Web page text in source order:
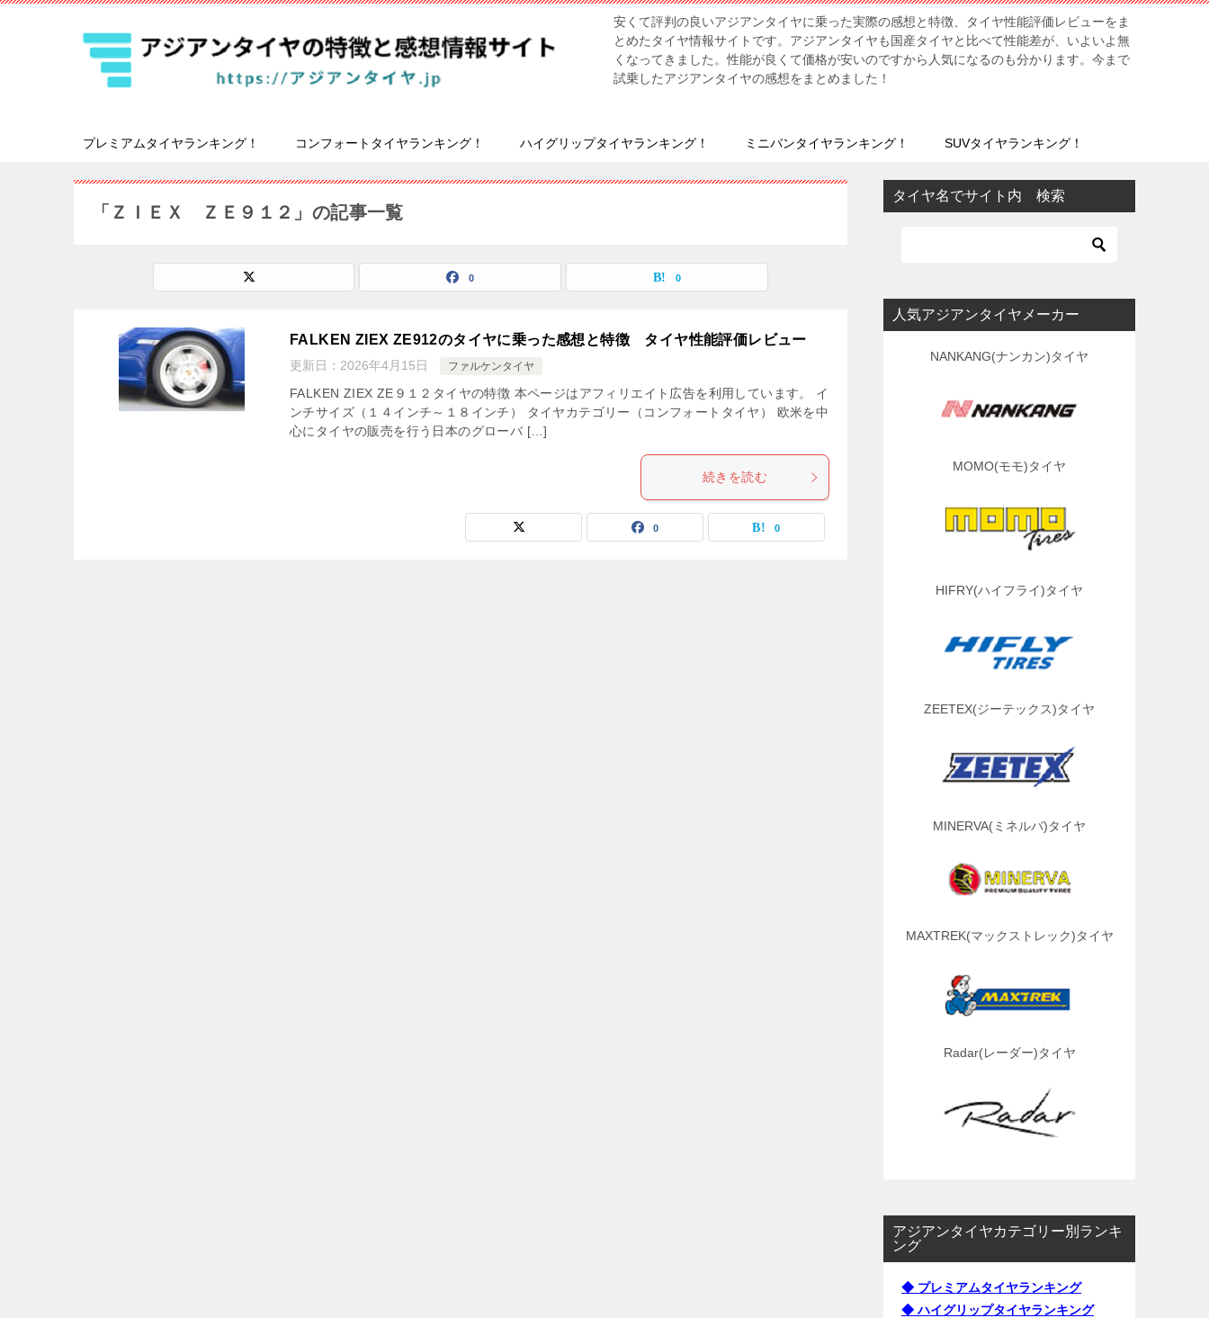
安くて評判の良いアジアンタイヤに乗った実際の感想と特徴、タイヤ性能評価レビューをま
とめたタイヤ情報サイトです。アジアンタイヤも国産タイヤと比べて性能差が、いよいよ無
くなってきました。性能が良くて価格が安いのですから人気になるのも分かります。今まで
試乗したアジアンタイヤの感想をまとめました！
プレミアムタイヤランキング！ コンフォートタイヤランキング！ ハイグリップタイヤランキング！ ミニバンタイヤランキング！ SUVタイヤランキング！
「ＺＩＥＸ ＺＥ９１２」の記事一覧
0 0
FALKEN ZIEX ZE912のタイヤに乗った感想と特徴 タイヤ性能評価レビュー
更新日： 2026年4月15日 ファルケンタイヤ
FALKEN ZIEX ZE９１２タイヤの特徴 本ページはアフィリエイト広告を利用しています。 イ
ンチサイズ（１４インチ～１８インチ） タイヤカテゴリー（コンフォートタイヤ） 欧米を中
心にタイヤの販売を行う日本のグローバ […]
続きを読む
0 0
タイヤ名でサイト内 検索
人気アジアンタイヤメーカー
NANKANG(ナンカン)タイヤ
MOMO(モモ)タイヤ
HIFRY(ハイフライ)タイヤ
ZEETEX(ジーテックス)タイヤ
MINERVA(ミネルバ)タイヤ
MAXTREK(マックストレック)タイヤ
Radar(レーダー)タイヤ
アジアンタイヤカテゴリー別ランキ
ング
◆ プレミアムタイヤランキング
◆ ハイグリップタイヤランキング